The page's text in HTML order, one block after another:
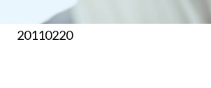
20110220